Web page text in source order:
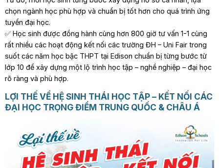
chọn ngành học phù hợp và chuẩn bị tốt hơn cho quá trình ứng
tuyển đại học.
✅ Học sinh được đồng hành cùng hơn 800 giờ tư vấn 1-1 cùng
rất nhiều các hoạt động kết nối các trường ĐH – Uni Fair trong
suốt các năm học bậc THPT tại Edison chuẩn bị từng bước từ
lớp 10 để xây dựng một lộ trình học tập – nghề nghiệp – đại học
rõ ràng và phù hợp.
LỢI THẾ VỀ HỆ SINH THÁI HỌC TẬP – KẾT NỐI CÁC
ĐẠI HỌC TRỌNG ĐIỂM TRUNG QUỐC & CHÂU Á